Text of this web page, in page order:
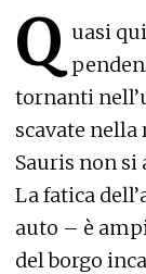
Q uasi
tornanti
scavate
Sauris non si
La fatica
auto – è
del borgo